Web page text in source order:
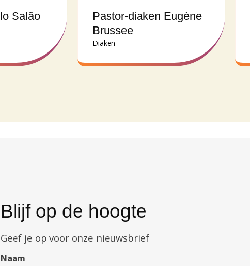
Salão
Pastor-diaken Eugène
Brussee
Diaken
Blijf op de hoogte
Geef je op voor onze nieuwsbrief
Naam